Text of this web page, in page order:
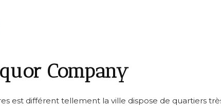
Company
est différent tellement la ville dispose de quartiers